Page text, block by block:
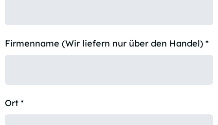
Firmenname (Wir liefern nur über den Handel) *
Ort*